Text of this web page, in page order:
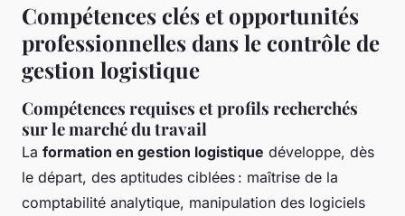
Compétences clés et opportunités
professionnelles dans le contrôle de
gestion logistique
Compétences requises et profils recherchés
sur le marché du travail
La formation en gestion logistique développe, dès
le départ, des aptitudes ciblées : maîtrise de la
comptabilité analytique, manipulation des logiciels